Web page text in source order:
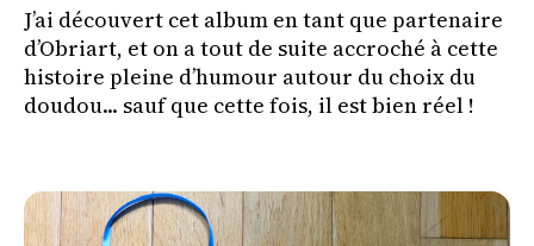
J’ai découvert cet album en tant que partenaire
d’Obriart, et on a tout de suite accroché à cette
histoire pleine d’humour autour du choix du
doudou... sauf que cette fois, il est bien réel !